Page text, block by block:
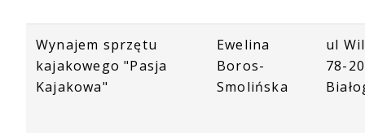
Wynajem sprzętu
kajakowego "Pasja
Kajakowa"
Ewelina
Boros-
Smolińska
ul
78-